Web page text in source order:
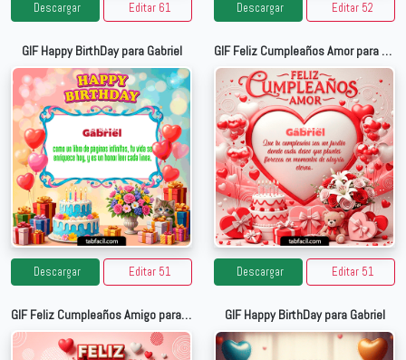
Descargar Editar 61 Descargar Editar 52
GIF Happy BirthDay para Gabriel
Descargar Editar 51
GIF Feliz Cumpleaños Amor para Gabriel
Descargar Editar 51
GIF Feliz Cumpleaños Amigo para Gabriel GIF Happy BirthDay para Gabriel